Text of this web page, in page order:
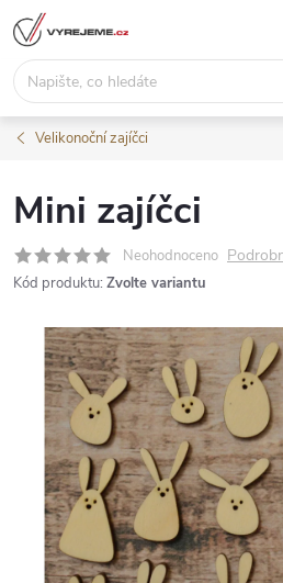
Přejít
na
obsah
Velikonoční zajíčci
Mini zajíčci
Neohodnoceno
Kód produktu: Zvolte variantu